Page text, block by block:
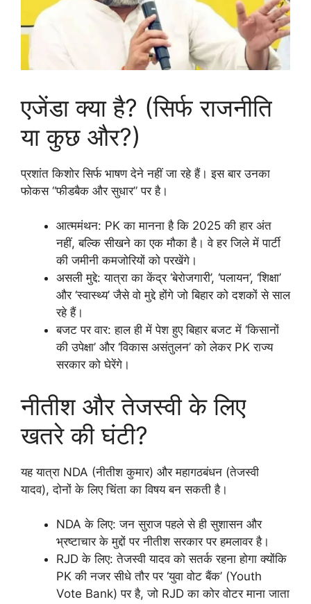
एजेंडा क्या है? (सिर्फ राजनीति
या कुछ और?)
प्रशांत किशोर सिर्फ भाषण देने नहीं जा रहे हैं। इस बार उनका
फोकस “फीडबैक और सुधार” पर है।
आत्ममंथन: PK का मानना है कि 2025 की हार अंत
नहीं, बल्कि सीखने का एक मौका है। वे हर जिले में पार्टी
की जमीनी कमजोरियों को परखेंगे।
असली मुद्दे: यात्रा का केंद्र ‘बेरोजगारी’, ‘पलायन’, ‘शिक्षा’
और ‘स्वास्थ्य’ जैसे वो मुद्दे होंगे जो बिहार को दशकों से साल
रहे हैं।
बजट पर वार: हाल ही में पेश हुए बिहार बजट में ‘किसानों
की उपेक्षा’ और ‘विकास असंतुलन’ को लेकर PK राज्य
सरकार को घेरेंगे।
नीतीश और तेजस्वी के लिए
खतरे की घंटी?
यह यात्रा NDA (नीतीश कुमार) और महागठबंधन (तेजस्वी
यादव), दोनों के लिए चिंता का विषय बन सकती है।
NDA के लिए: जन सुराज पहले से ही सुशासन और
भ्रष्टाचार के मुद्दों पर नीतीश सरकार पर हमलावर है।
RJD के लिए: तेजस्वी यादव को सतर्क रहना होगा क्योंकि
PK की नजर सीधे तौर पर ‘युवा वोट बैंक’ (Youth
Vote Bank) पर है, जो RJD का कोर वोटर माना जाता